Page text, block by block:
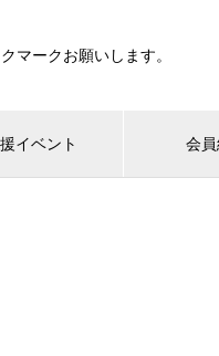
マークお願いします。
イベント 会